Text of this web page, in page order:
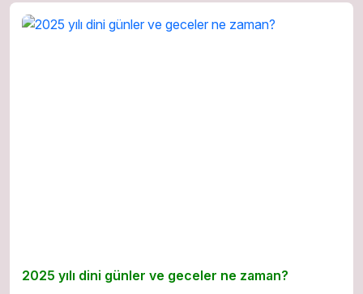
2025 yılı dini günler ve geceler ne zaman?